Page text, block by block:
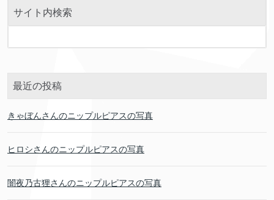
サイト内検索
最近の投稿
きゃぼんさんのニップルピアスの写真
ヒロシさんのニップルピアスの写真
闇夜乃古狸さんのニップルピアスの写真